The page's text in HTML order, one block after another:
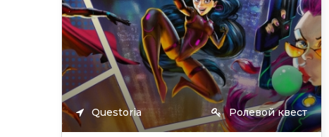
Questoria Ролевой квест